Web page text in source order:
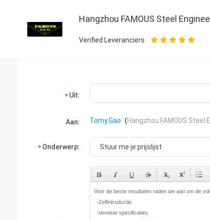
Hangzhou FAMOUS Steel
Verified Leveranciers
Uit:
Aan: Tomy.Gao (Hangzhou FAMOUS Steel
Onderwerp: